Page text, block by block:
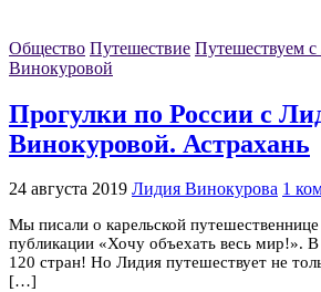
Общество Путешествие Путешествуем
Винокуровой
Прогулки по России с
Винокуровой. Астрахань
24 августа 2019 Лидия Винокурова 1
Мы писали о карельской
публикации «Хочу объехать весь мир!». В
120 стран! Но Лидия путешествует не
[…]